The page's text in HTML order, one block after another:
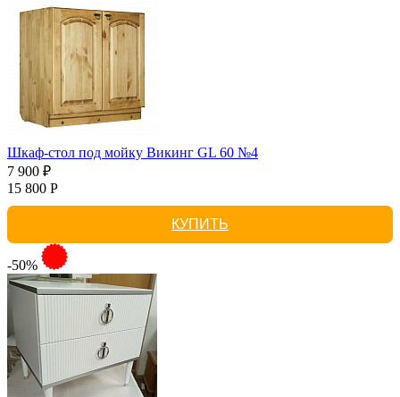
Шкаф-стол под мойку Викинг GL 60 №4
7 900 ₽
15 800 Р
КУПИТЬ
-50%